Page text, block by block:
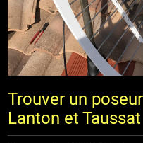
Trouver un
Lanton et Taussat